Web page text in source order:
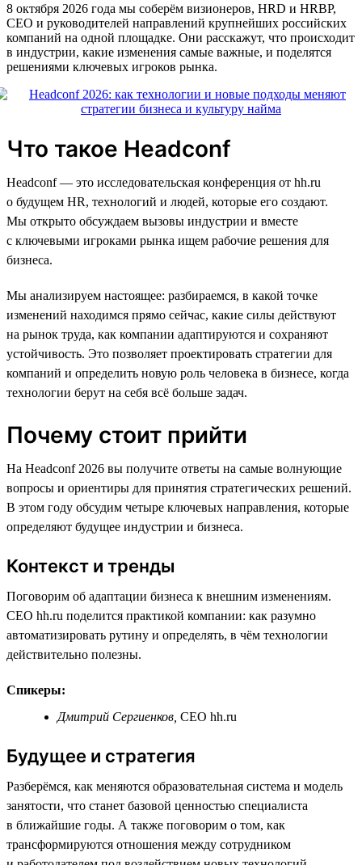
8 октября 2026 года мы соберём визионеров, HRD и HRBP,
СЕО и руководителей направлений крупнейших российских
компаний на одной площадке. Они расскажут, что происходит
в индустрии, какие изменения самые важные, и поделятся
решениями ключевых игроков рынка.
Что такое Headconf
Headconf — это исследовательская конференция от hh.ru
о будущем HR, технологий и людей, которые его создают.
Мы открыто обсуждаем вызовы индустрии и вместе
с ключевыми игроками рынка ищем рабочие решения для
бизнеса.
Мы анализируем настоящее: разбираемся, в какой точке
изменений находимся прямо сейчас, какие силы действуют
на рынок труда, как компании адаптируются и сохраняют
устойчивость. Это позволяет проектировать стратегии для
компаний и определить новую роль человека в бизнесе, когда
технологии берут на себя всё больше задач.
Почему стоит прийти
На Headconf 2026 вы получите ответы на самые волнующие
вопросы и ориентиры для принятия стратегических решений.
В этом году обсудим четыре ключевых направления, которые
определяют будущее индустрии и бизнеса.
Контекст и тренды
Поговорим об адаптации бизнеса к внешним изменениям.
CEO hh.ru поделится практикой компании: как разумно
автоматизировать рутину и определять, в чём технологии
действительно полезны.
Спикеры:
Дмитрий Сергиенков, СЕО hh.ru
Будущее и стратегия
Разберёмся, как меняются образовательная система и модель
занятости, что станет базовой ценностью специалиста
в ближайшие годы. А также поговорим о том, как
трансформируются отношения между сотрудником